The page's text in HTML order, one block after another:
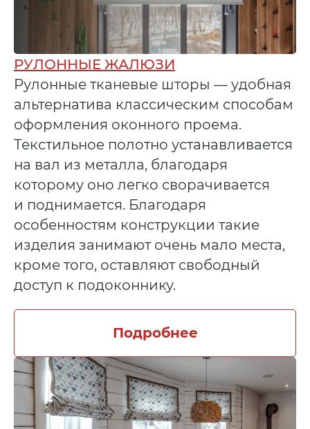
РУЛОННЫЕ ЖАЛЮЗИ
Рулонные тканевые шторы — удобная
альтернатива классическим способам
оформления оконного проема.
Текстильное полотно устанавливается
на вал из металла, благодаря
которому оно легко сворачивается
и поднимается. Благодаря
особенностям конструкции такие
изделия занимают очень мало места,
кроме того, оставляют свободный
доступ к подоконнику.
Подробнее